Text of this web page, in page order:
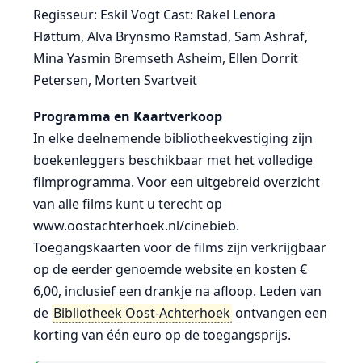
Regisseur: Eskil Vogt Cast: Rakel Lenora
Fløttum, Alva Brynsmo Ramstad, Sam Ashraf,
Mina Yasmin Bremseth Asheim, Ellen Dorrit
Petersen, Morten Svartveit
Programma en Kaartverkoop
In elke deelnemende bibliotheekvestiging zijn
boekenleggers beschikbaar met het volledige
filmprogramma. Voor een uitgebreid overzicht
van alle films kunt u terecht op
www.oostachterhoek.nl/cinebieb.
Toegangskaarten voor de films zijn verkrijgbaar
op de eerder genoemde website en kosten €
6,00, inclusief een drankje na afloop. Leden van
de Bibliotheek Oost-Achterhoek ontvangen een
korting van één euro op de toegangsprijs.